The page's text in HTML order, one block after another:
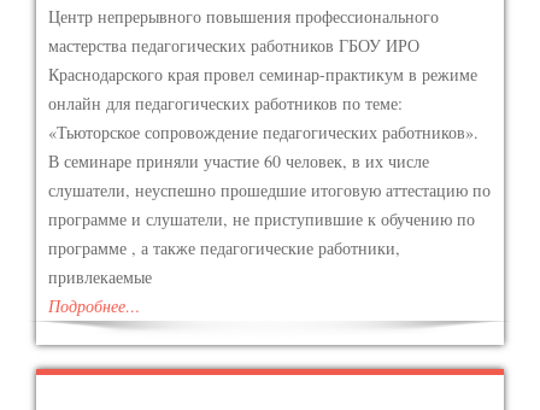
Центр непрерывного повышения профессионального
мастерства педагогических работников ГБОУ ИРО
Краснодарского края провел семинар-практикум в режиме
онлайн для педагогических работников по теме:
«Тьюторское сопровождение педагогических работников».
В семинаре приняли участие 60 человек, в их числе
слушатели, неуспешно прошедшие итоговую аттестацию по
программе и слушатели, не приступившие к обучению по
программе , а также педагогические работники,
привлекаемые
Подробнее…